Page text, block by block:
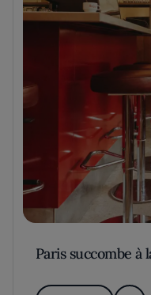
Paris succombe à